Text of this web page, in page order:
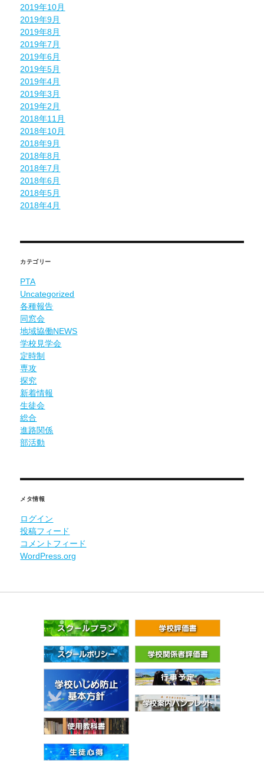
2019年10月
2019年9月
2019年8月
2019年7月
2019年6月
2019年5月
2019年4月
2019年3月
2019年2月
2018年11月
2018年10月
2018年9月
2018年8月
2018年7月
2018年6月
2018年5月
2018年4月
カテゴリー
PTA
Uncategorized
各種報告
同窓会
地域協働NEWS
学校見学会
定時制
専攻
探究
新着情報
生徒会
総合
進路関係
部活動
メタ情報
ログイン
投稿フィード
コメントフィード
WordPress.org